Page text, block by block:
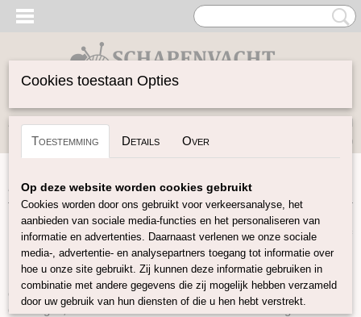
Inloggen Registreren
(0)
Home>Herroeping
Door dit formulier te verzenden, geeft u aan dat u gebruik wilt
maken van uw herroepingsrecht en uw bestelling wilt annuleren of
retourneren.
U heeft het recht uw bestelling tot 14 dagen na ontvangst zonder
opgave van reden te herroepen. Heeft u uw bestelling nog niet
ontvangen, dan kunt u via dit formulier eveneens aangeven dat u
Cookies toestaan Opties
Toestemming Details Over
Op deze website worden cookies gebruikt
Cookies worden door ons gebruikt voor verkeersanalyse, het
aanbieden van sociale media-functies en het personaliseren van
informatie en advertenties. Daarnaast verlenen we onze sociale
media-, advertentie- en analysepartners toegang tot informatie over
hoe u onze site gebruikt. Zij kunnen deze informatie gebruiken in
combinatie met andere gegevens die zij mogelijk hebben verzameld
door uw gebruik van hun diensten of die u hen hebt verstrekt.